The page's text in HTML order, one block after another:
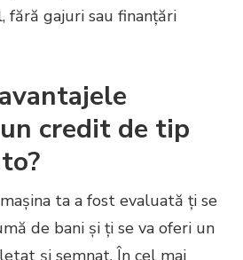
gajuri sau finanțări
credit de tip
ta a fost evaluată ți se
de bani și ți se va oferi un
și semnat. În cel mai